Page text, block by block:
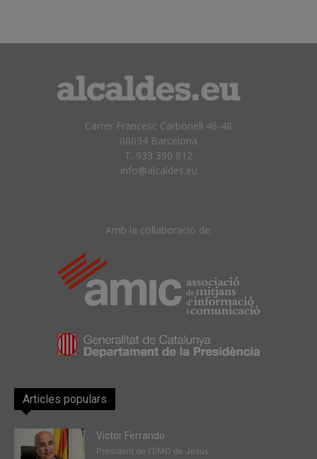
Carrer Francesc Carbonell 46-48
08034 Barcelona
T. 933 390 812
info@alcaldes.eu
Amb la col·laboració de:
Articles populars
Victor Ferrando
President de l'EMD de Jesús